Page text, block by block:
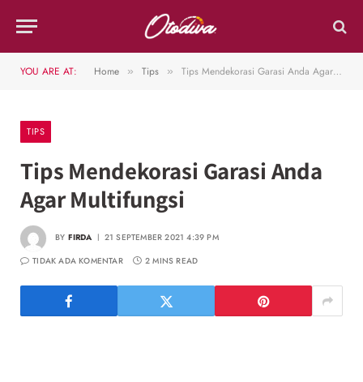
YOU ARE AT: Home » Tips » Tips Mendekorasi Garasi Anda Agar Multifungsi
TIPS
Tips Mendekorasi Garasi Anda
Agar Multifungsi
BY FIRDA
21 SEPTEMBER 2021 4:39 PM
TIDAK ADA KOMENTAR
2 MINS READ